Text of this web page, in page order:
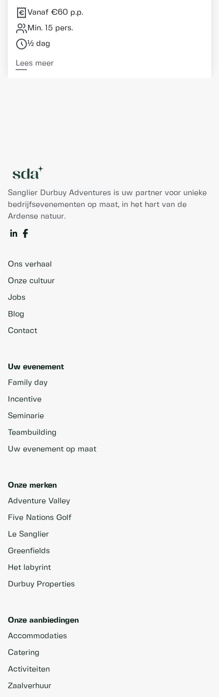
Vanaf €60 p.p.
Min. 15 pers.
½ dag
Lees meer
Sanglier Durbuy Adventures is uw partner voor unieke
bedrijfsevenementen op maat, in het hart van de
Ardense natuur.
Ons verhaal
Onze cultuur
Jobs
Blog
Contact
Uw evenement
Family day
Incentive
Seminarie
Teambuilding
Uw evenement op maat
Onze merken
Adventure Valley
Five Nations Golf
Le Sanglier
Greenfields
Het labyrint
Durbuy Properties
Onze aanbiedingen
Accommodaties
Catering
Activiteiten
Zaalverhuur